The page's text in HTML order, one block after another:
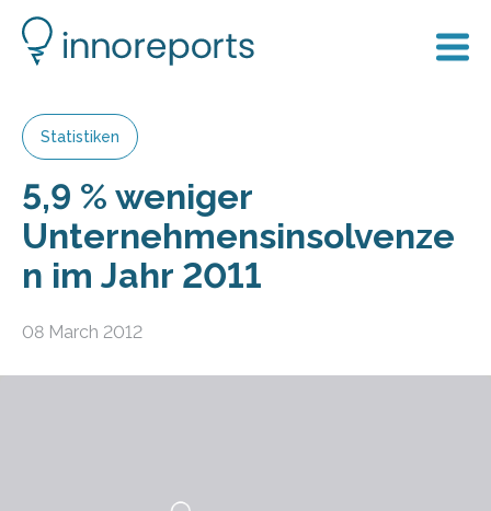
Statistiken
5,9 % weniger
Unternehmensinsolvenze
n im Jahr 2011
08 March 2012